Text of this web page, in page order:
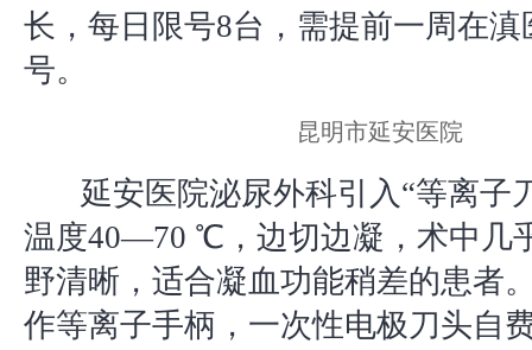
长，每日限号8台，需提前一周在滇
号。
昆明市延安医院
延安医院泌尿外科引入“等离子
温度40—70 ℃，边切边凝，术中几
野清晰，适合凝血功能稍差的患者
作等离子手柄，一次性电极刀头自